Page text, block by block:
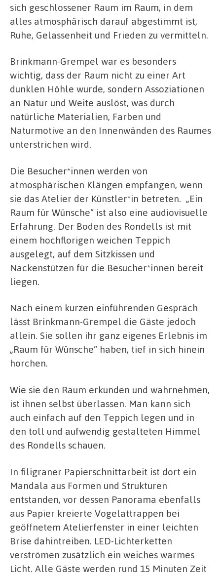
sich geschlossener Raum im Raum, in dem
alles atmosphärisch darauf abgestimmt ist,
Ruhe, Gelassenheit und Frieden zu vermitteln.
Brinkmann-Grempel war es besonders
wichtig, dass der Raum nicht zu einer Art
dunklen Höhle wurde, sondern Assoziationen
an Natur und Weite auslöst, was durch
natürliche Materialien, Farben und
Naturmotive an den Innenwänden des Raumes
unterstrichen wird.
Die Besucher*innen werden von
atmosphärischen Klängen empfangen, wenn
sie das Atelier der Künstler*in betreten. „Ein
Raum für Wünsche“ ist also eine audiovisuelle
Erfahrung. Der Boden des Rondells ist mit
einem hochflorigen weichen Teppich
ausgelegt, auf dem Sitzkissen und
Nackenstützen für die Besucher*innen bereit
liegen.
Nach einem kurzen einführenden Gespräch
lässt Brinkmann-Grempel die Gäste jedoch
allein. Sie sollen ihr ganz eigenes Erlebnis im
„Raum für Wünsche“ haben, tief in sich hinein
horchen.
Wie sie den Raum erkunden und wahrnehmen,
ist ihnen selbst überlassen. Man kann sich
auch einfach auf den Teppich legen und in
den toll und aufwendig gestalteten Himmel
des Rondells schauen.
In filigraner Papierschnittarbeit ist dort ein
Mandala aus Formen und Strukturen
entstanden, vor dessen Panorama ebenfalls
aus Papier kreierte Vogelattrappen bei
geöffnetem Atelierfenster in einer leichten
Brise dahintreiben. LED-Lichterketten
verströmen zusätzlich ein weiches warmes
Licht. Alle Gäste werden rund 15 Minuten Zeit